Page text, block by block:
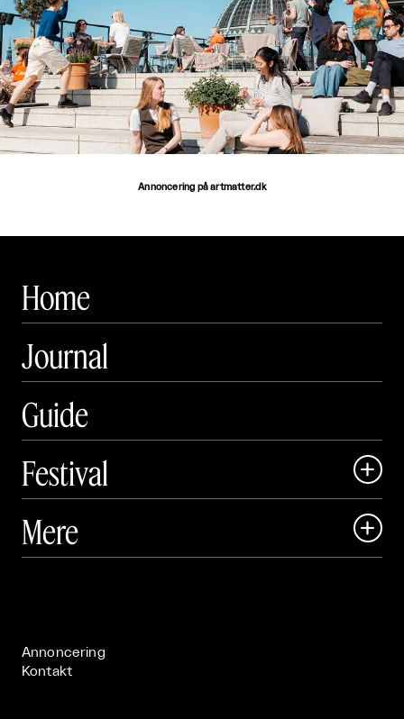
Annoncering på artmatter.dk
Home
Journal
Guide
Festival

 Art Matter Festival
Mere 
Annoncering
Kontakt